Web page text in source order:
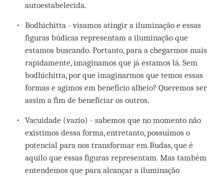
autoestabelecida.
Bodhichitta - visamos atingir a iluminação e essas
figuras búdicas representam a iluminação que
estamos buscando. Portanto, para a chegarmos mais
rapidamente, imaginamos que já estamos lá. Sem
bodhichitta, por que imaginarmos que temos essas
formas e agimos em benefício alheio? Queremos ser
assim a fim de beneficiar os outros.
Vacuidade (vazio) - sabemos que no momento não
existimos dessa forma, entretanto, possuímos o
potencial para nos transformar em Budas, que é
aquilo que essas figuras representam. Mas também
entendemos que para alcançar a iluminação